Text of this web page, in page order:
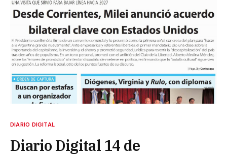
DIARIO DIGITAL
Diario Digital 14 de